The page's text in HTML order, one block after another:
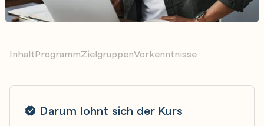
Darum lohnt sich der Kurs
InhaltProgrammZielgruppenVorkenntnisse